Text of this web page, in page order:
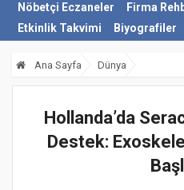
Nöbetçi Eczaneler
Firma
Etkinlik Takvimi
Biyografiler
Ana Sayfa Dünya
Hollanda’da
Destek: